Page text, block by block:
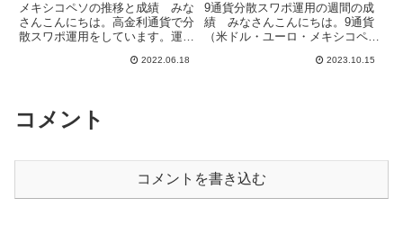
メキシコペソの推移と成績 みな
さんこんにちは。高金利通貨で分
散スワポ運用をしています。運用
ポ収益は104,001円で、先週の
発表後に調整が入って...
2022.06.18
9通貨分散スワポ運用の週間の成
績 みなさんこんにちは。9通貨
（米ドル・ユーロ・メキシコペ
ル・インドルピー・ポーランドズ
2023.10.15
コメント
コメントを書き込む